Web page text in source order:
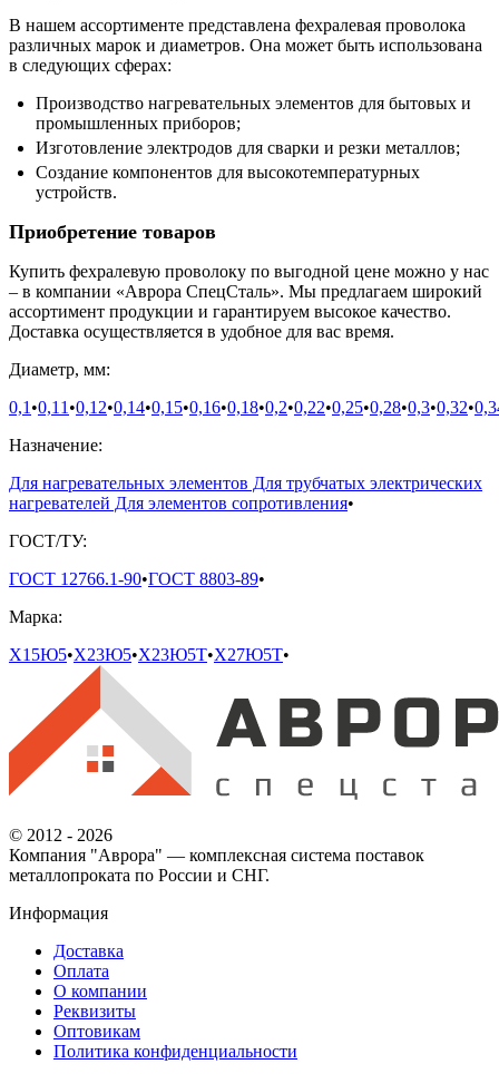
В нашем ассортименте представлена фехралевая проволока
различных марок и диаметров. Она может быть использована
в следующих сферах:
Производство нагревательных элементов для бытовых и
промышленных приборов;
Изготовление электродов для сварки и резки металлов;
Создание компонентов для высокотемпературных
устройств.
Приобретение товаров
Купить фехралевую проволоку по выгодной цене можно у нас
– в компании «Аврора СпецСталь». Мы предлагаем широкий
ассортимент продукции и гарантируем высокое качество.
Доставка осуществляется в удобное для вас время.
Диаметр, мм:
0,1•0,11•0,12•0,14•0,15•0,16•0,18•0,2•0,22•0,25•0,28•0,3•0,32•
Назначение:
Для нагревательных элементов Для трубчатых электрических
нагревателей Для элементов сопротивления•
ГОСТ/ТУ:
ГОСТ 12766.1-90•ГОСТ 8803-89•
Марка:
Х15Ю5•Х23Ю5•Х23Ю5Т•Х27Ю5Т•
© 2012 - 2026
Компания "Аврора" — комплексная система поставок
металлопроката по России и СНГ.
Информация
Доставка
Оплата
О компании
Реквизиты
Оптовикам
Политика конфиденциальности